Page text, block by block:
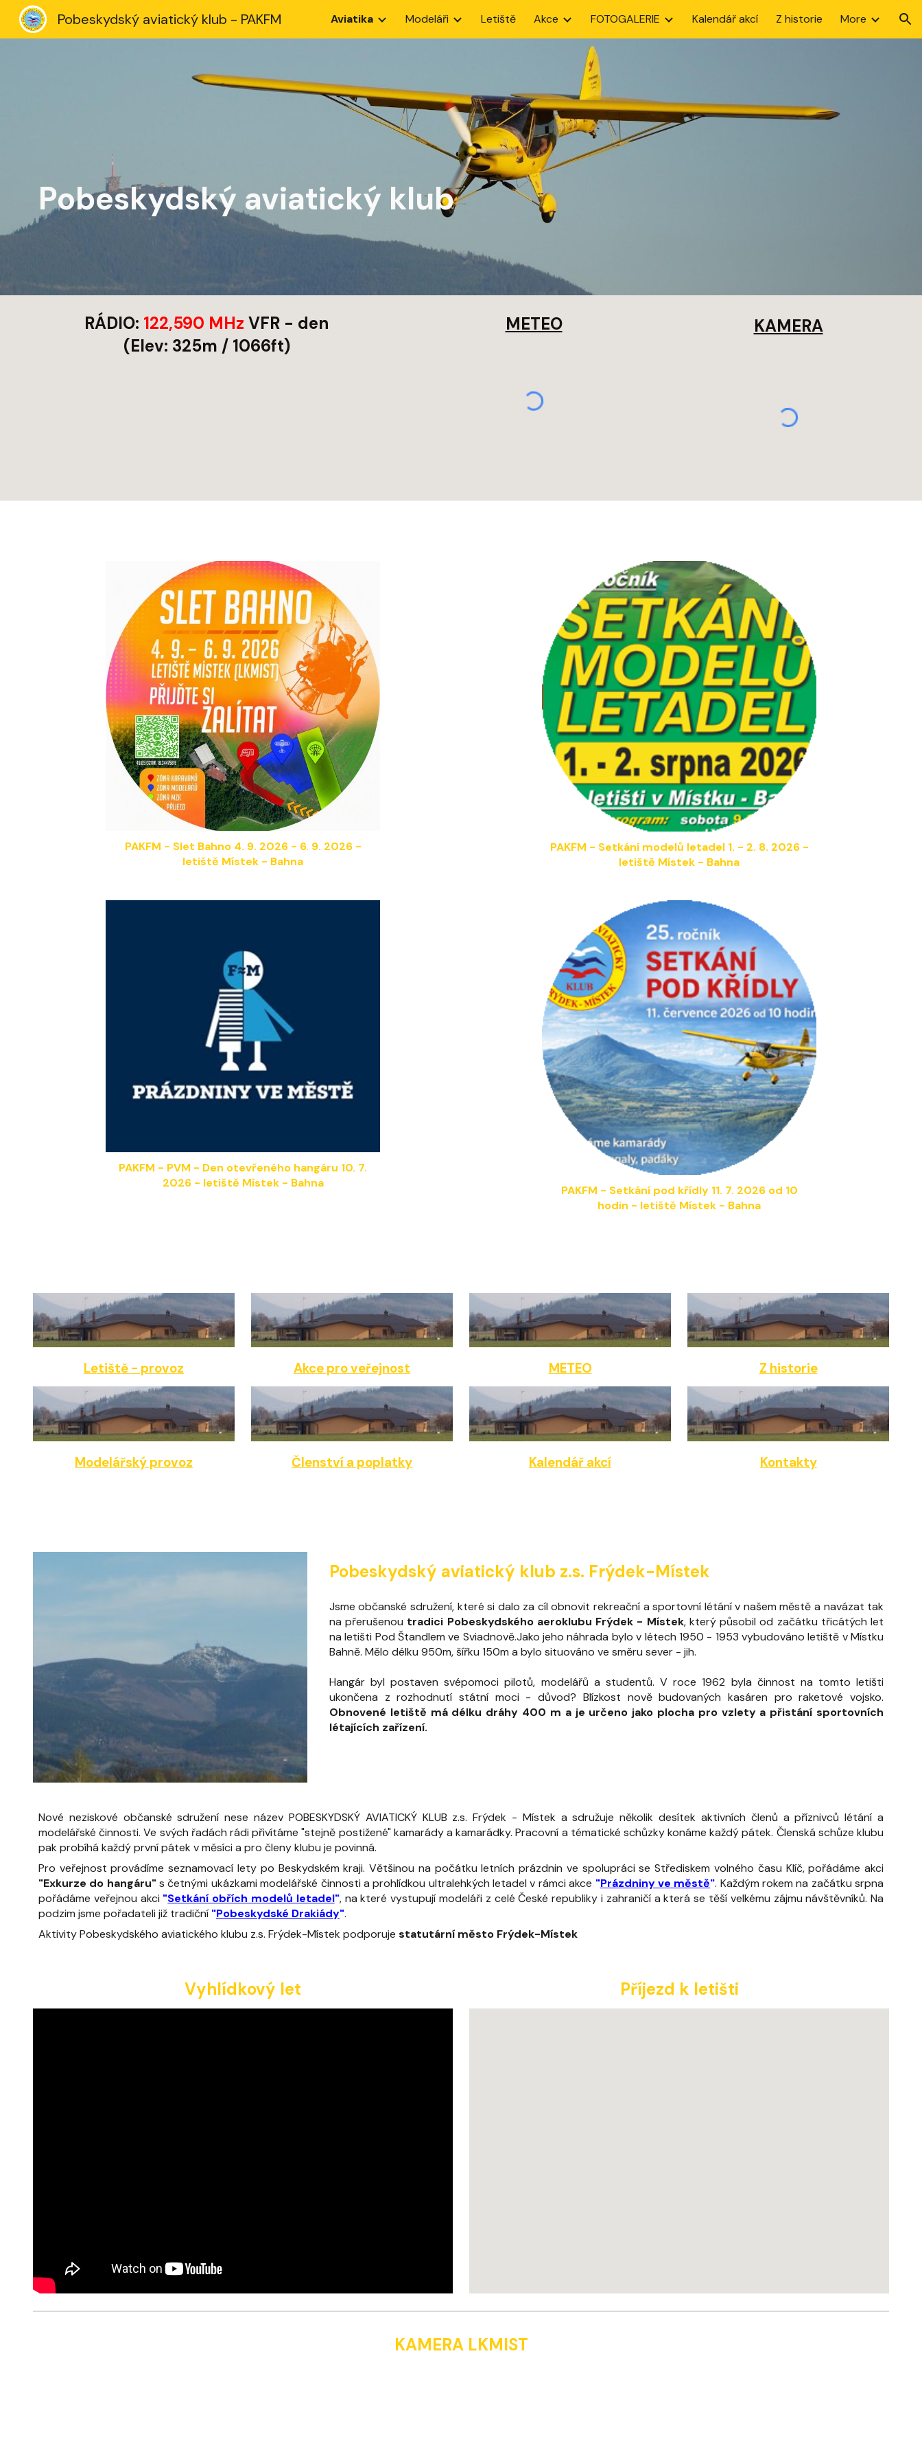
Skip to main content Skip to navigation
Pobeskydský aviatický klub - PAKFM Aviatika Modeláři Letiště Akce FOTOGALERIE Kalendář akcí Z historie More
Pobeskydský aviatický klub
RÁDIO: 122,590 MHz VFR - den
(Elev: 325m / 1066ft)
METEO KAMERA
PAKFM - Slet Bahno 4. 9. 2026 - 6. 9. 2026 -
letiště Místek - Bahna
PAKFM - Setkání modelů letadel 1. - 2. 8. 2026-
letiště Místek - Bahna
PAKFM - PVM - Den otevřeného hangáru 10. 7.
2026- letiště Místek - Bahna
PAKFM - Setkání pod křídly 11. 7. 2026 od 10
hodin - letiště Místek - Bahna
Letiště - provoz
Modelářský provoz
Akce pro veřejnost
Členství a poplatky
METEO
Kalendář akcí
Z historie
Kontakty
Pobeskydský aviatický klub z.s. Frýdek-Místek
Jsme občanské sdružení, které si dalo za cíl obnovit rekreační a sportovní létání v našem městě a navázat tak
na přerušenou tradici Pobeskydského aeroklubu Frýdek - Místek, který působil od začátku třicátých let
na letišti Pod Štandlem ve Sviadnově.Jako jeho náhrada bylo v létech 1950 - 1953 vybudováno letiště v Místku
Bahně. Mělo délku 950m, šířku 150m a bylo situováno ve směru sever - jih.
Hangár byl postaven svépomoci pilotů, modelářů a studentů. V roce 1962 byla činnost na tomto letišti
ukončena z rozhodnutí státní moci - důvod? Blízkost nově budovaných kasáren pro raketové vojsko.
Obnovené letiště má délku dráhy 400 m a je určeno jako plocha pro vzlety a přistání sportovních
létajících zařízení.
Nové neziskové občanské sdružení nese název POBESKYDSKÝ AVIATICKÝ KLUB z.s. Frýdek - Místek a sdružuje několik desítek aktivních členů a příznivců létání a
modelářské činnosti. Ve svých řadách rádi přivítáme "stejně postižené" kamarády a kamarádky. Pracovní a tématické schůzky konáme každý pátek. Členská schůze klubu
pak probíhá každý první pátek v měsíci a pro členy klubu je povinná.
Pro veřejnost provádíme seznamovací lety po Beskydském kraji. Většinou na počátku letních prázdnin ve spolupráci se Střediskem volného času Klíč, pořádáme akci
"Exkurze do hangáru"s četnými ukázkami modelářské činnosti a prohlídkou ultralehkých letadel v rámci akce "Prázdniny ve městě". Každým rokem na začátku srpna
pořádáme veřejnou akci "Setkání obřích modelů letadel", na které vystupují modeláři z celé České republiky i zahraničí a která se těší velkému zájmu návštěvníků. Na
podzim jsme pořadateli již tradiční "Pobeskydské Drakiády".
Aktivity Pobeskydského aviatického klubu z.s. Frýdek-Místek podporuje statutární město Frýdek-Místek
Vyhlídkový let Příjezd k letišti
KAMERA LKMIST